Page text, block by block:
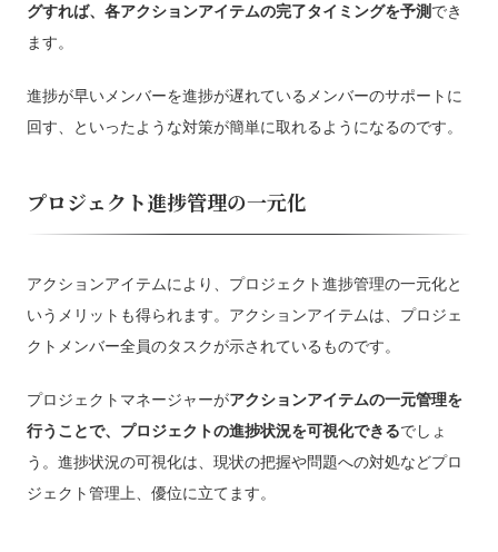
グすれば、各アクションアイテムの完了タイミングを予測でき
ます。
進捗が早いメンバーを進捗が遅れているメンバーのサポートに
回す、といったような対策が簡単に取れるようになるのです。
プロジェクト進捗管理の一元化
アクションアイテムにより、プロジェクト進捗管理の一元化と
いうメリットも得られます。アクションアイテムは、プロジェ
クトメンバー全員のタスクが示されているものです。
プロジェクトマネージャーがアクションアイテムの一元管理を
行うことで、プロジェクトの進捗状況を可視化できるでしょ
う。進捗状況の可視化は、現状の把握や問題への対処などプロ
ジェクト管理上、優位に立てます。